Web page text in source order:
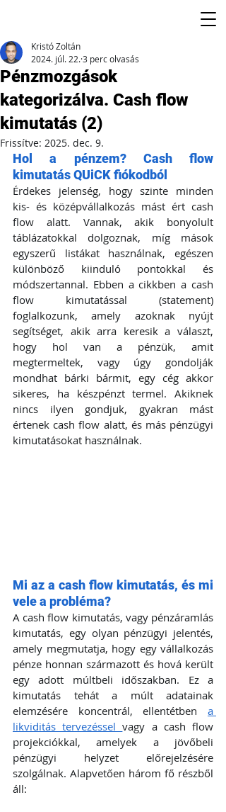
Pénzmozgások
kategorizálva. Cash flow
kimutatás (2)
Kristó Zoltán
2024. júl. 22.3 perc olvasás
Frissítve: 2025. dec. 9.
Hol a pénzem? Cash flow
kimutatás QUiCK fiókodból
Érdekes jelenség, hogy szinte minden
kis- és középvállalkozás mást ért cash
flow alatt. Vannak, akik bonyolult
táblázatokkal dolgoznak, míg mások
egyszerű listákat használnak, egészen
különböző kiinduló pontokkal és
módszertannal. Ebben a cikkben a cash
flow kimutatással (statement)
foglalkozunk, amely azoknak nyújt
segítséget, akik arra keresik a választ,
hogy hol van a pénzük, amit
megtermeltek, vagy úgy gondolják
mondhat bárki bármit, egy cég akkor
sikeres, ha készpénzt termel. Akiknek
nincs ilyen gondjuk, gyakran mást
értenek cash flow alatt, és más pénzügyi
kimutatásokat használnak.
Mi az a cash flow kimutatás, és mi
vele a probléma?
A cash flow kimutatás, vagy pénzáramlás
kimutatás, egy olyan pénzügyi jelentés,
amely megmutatja, hogy egy vállalkozás
pénze honnan származott és hová került
egy adott múltbeli időszakban. Ez a
kimutatás tehát a múlt adatainak
elemzésére koncentrál, ellentétben a
likviditás tervezéssel vagy a cash flow
projekciókkal, amelyek a jövőbeli
pénzügyi helyzet előrejelzésére
szolgálnak. Alapvetően három fő részből
áll: